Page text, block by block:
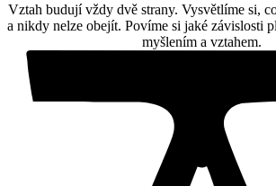
Vztah budují vždy dvě strany. Vysvětlíme si,
a nikdy nelze obejít. Povíme si jaké závislosti
myšlením a vztahem.